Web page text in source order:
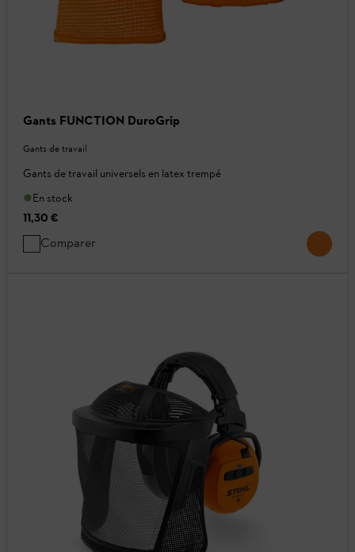
Gants FUNCTION DuroGrip
Gants de travail
Gants de travail universels en latex trempé
En stock
11,30 €
Comparer